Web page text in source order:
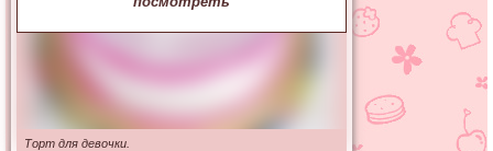
Торт для девочки.